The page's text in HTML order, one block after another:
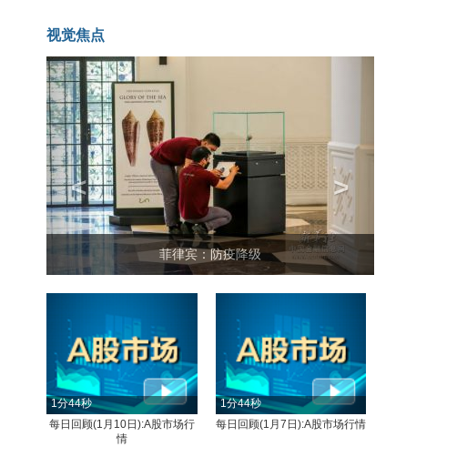
视觉焦点
菲律宾：防疫降级
< >
1分44秒
每日回顾(1月10日):A股市场行
情
1分44秒
每日回顾(1月7日):A股市场行情